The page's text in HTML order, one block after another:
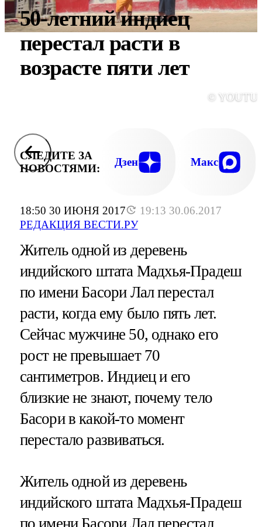
18:50 30 ИЮНЯ 2017
19:13 30.06.2017
РЕДАКЦИЯ ВЕСТИ.РУ
50-летний индиец
перестал расти в
возрасте пяти лет
©
СЛЕДИТЕ ЗА
НОВОСТЯМИ:
Дзен Макс
Житель одной из деревень
индийского штата Мадхья-Прадеш
по имени Басори Лал перестал
расти, когда ему было пять лет.
Сейчас мужчине 50, однако его
рост не превышает 70
сантиметров. Индиец и его
близкие не знают, почему тело
Басори в какой-то момент
перестало развиваться.
Житель одной из деревень
индийского штата Мадхья-Прадеш